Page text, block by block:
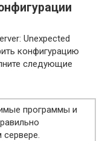
Unexpected
конфигурацию
следующие
программы и